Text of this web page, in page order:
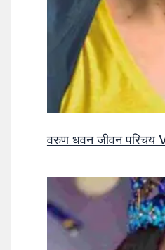
वरुण धवन जीवन